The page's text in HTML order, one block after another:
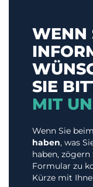
WENN
SIE
MIT
Wenn Sie beim
haben, was
haben,
Formular zu
Kürze mit